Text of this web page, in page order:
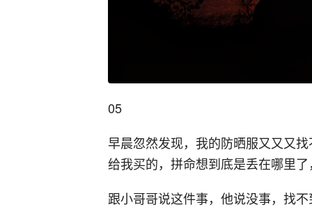
05
早晨忽然发现，我的防晒服又又又
给我买的，拼命想到底是丢在哪里
跟小哥哥说这件事，他说没事，找